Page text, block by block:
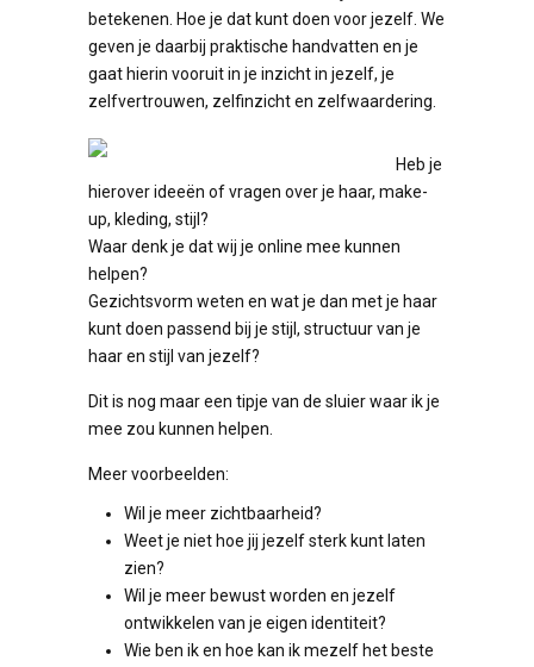
betekenen. Hoe je dat kunt doen voor jezelf. We
geven je daarbij praktische handvatten en je
gaat hierin vooruit in je inzicht in jezelf, je
zelfvertrouwen, zelfinzicht en zelfwaardering.
Heb je
hierover ideeën of vragen over je haar, make-
up, kleding, stijl?
Waar denk je dat wij je online mee kunnen
helpen?
Gezichtsvorm weten en wat je dan met je haar
kunt doen passend bij je stijl, structuur van je
haar en stijl van jezelf?
Dit is nog maar een tipje van de sluier waar ik je
mee zou kunnen helpen.
Meer voorbeelden:
Wil je meer zichtbaarheid?
Weet je niet hoe jij jezelf sterk kunt laten
zien?
Wil je meer bewust worden en jezelf
ontwikkelen van je eigen identiteit?
Wie ben ik en hoe kan ik mezelf het beste